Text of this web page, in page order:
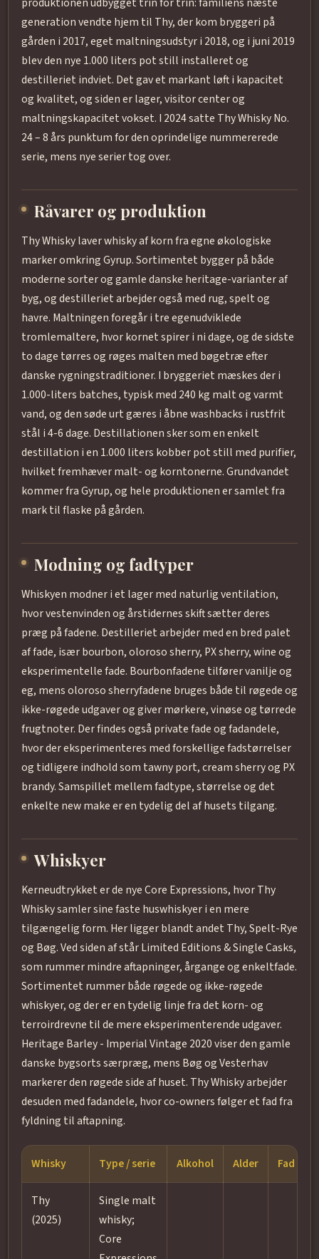
generation vendte hjem til Thy, der kom bryggeri på
gården i 2017, eget maltningsudstyr i 2018, og i juni 2019
blev den nye 1.000 liters pot still installeret og
destilleriet indviet. Det gav et markant løft i kapacitet
og kvalitet, og siden er lager, visitor center og
maltningskapacitet vokset. I 2024 satte Thy Whisky No.
24 – 8 års punktum for den oprindelige nummererede
serie, mens nye serier tog over.
Råvarer og produktion
Thy Whisky laver whisky af korn fra egne økologiske
marker omkring Gyrup. Sortimentet bygger på både
moderne sorter og gamle danske heritage-varianter af
byg, og destilleriet arbejder også med rug, spelt og
havre. Maltningen foregår i tre egenudviklede
tromlemaltere, hvor kornet spirer i ni dage, og de sidste
to dage tørres og røges malten med bøgetræ efter
danske rygningstraditioner. I bryggeriet mæskes der i
1.000-liters batches, typisk med 240 kg malt og varmt
vand, og den søde urt gæres i åbne washbacks i rustfrit
stål i 4-6 dage. Destillationen sker som en enkelt
destillation i en 1.000 liters kobber pot still med purifier,
hvilket fremhæver malt- og korntonerne. Grundvandet
kommer fra Gyrup, og hele produktionen er samlet fra
mark til flaske på gården.
Modning og fadtyper
Whiskyen modner i et lager med naturlig ventilation,
hvor vestenvinden og årstidernes skift sætter deres
præg på fadene. Destilleriet arbejder med en bred palet
af fade, især bourbon, oloroso sherry, PX sherry, wine og
eksperimentelle fade. Bourbonfadene tilfører vanilje og
eg, mens oloroso sherryfadene bruges både til røgede og
ikke-røgede udgaver og giver mørkere, vinøse og tørrede
frugtnoter. Der findes også private fade og fadandele,
hvor der eksperimenteres med forskellige fadstørrelser
og tidligere indhold som tawny port, cream sherry og PX
brandy. Samspillet mellem fadtype, størrelse og det
enkelte new make er en tydelig del af husets tilgang.
Whiskyer
Kerneudtrykket er de nye Core Expressions, hvor Thy
Whisky samler sine faste huswhiskyer i en mere
tilgængelig form. Her ligger blandt andet Thy, Spelt-Rye
og Bøg. Ved siden af står Limited Editions & Single Casks,
som rummer mindre aftapninger, årgange og enkeltfade.
Sortimentet rummer både røgede og ikke-røgede
whiskyer, og der er en tydelig linje fra det korn- og
terroirdrevne til de mere eksperimenterende udgaver.
Heritage Barley - Imperial Vintage 2020 viser den gamle
danske bygsorts særpræg, mens Bøg og Vesterhav
markerer den røgede side af huset. Thy Whisky arbejder
desuden med fadandele, hvor co-owners følger et fad fra
fyldning til aftapning.
Whisky Type / serie Alkohol Alder Fad og
Thy
(2025)
Single malt
whisky;
Core